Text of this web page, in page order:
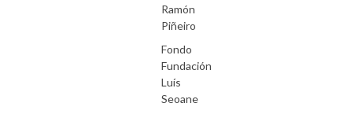
Ramón
Piñeiro
Fondo
Fundación
Luís
Seoane